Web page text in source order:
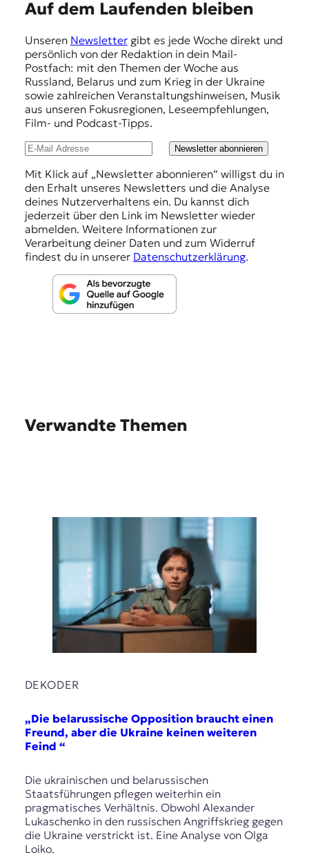
Auf dem Laufenden bleiben
Unseren Newslettergibt es jede Woche direkt und
persönlich von der Redaktion in dein Mail-
Postfach: mit den Themen der Woche aus
Russland, Belarus und zum Krieg in der Ukraine
sowie zahlreichen Veranstaltungshinweisen, Musik
aus unseren Fokusregionen, Leseempfehlungen,
Film- und Podcast-Tipps.
Newsletter abonnieren
Mit Klick auf „Newsletter abonnieren“ willigst du in
den Erhalt unseres Newsletters und die Analyse
deines Nutzerverhaltens ein. Du kannst dich
jederzeit über den Link im Newsletter wieder
abmelden. Weitere Informationen zur
Verarbeitung deiner Daten und zum Widerruf
findest du in unserer Datenschutzerklärung.
Verwandte Themen
DEKODER
„Die belarussische Opposition braucht einen
Freund, aber die Ukraine keinen weiteren
Feind “
Die ukrainischen und belarussischen
Staatsführungen pflegen weiterhin ein
pragmatisches Verhältnis. Obwohl Alexander
Lukaschenko in den russischen Angriffskrieg gegen
die Ukraine verstrickt ist. Eine Analyse von Olga
Loiko.